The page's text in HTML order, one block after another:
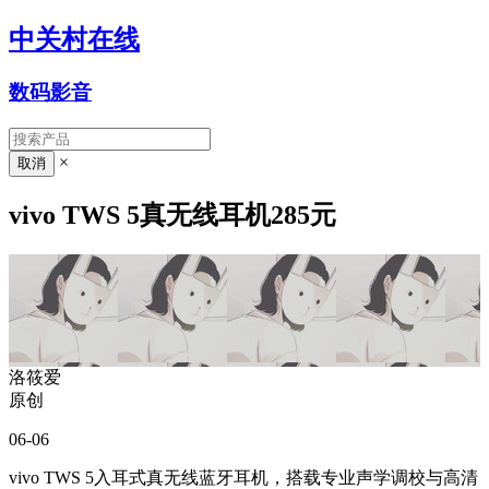
中关村在线
数码影音
×
vivo TWS 5真无线耳机285元
洛筱爱
原创
06-06
vivo TWS 5入耳式真无线蓝牙耳机，搭载专业声学调校与高清